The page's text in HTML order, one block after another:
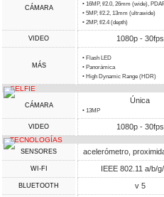
CÁMARA
• 16MP, f/2.0, 26mm (wide),
• 5MP, f/2.2, 13mm (ultrawide)
• 2MP, f/2.4 (depth)
VIDEO 1080p - 30fps
MÁS
• Flash LED
• Panorámica
• High Dynamic Range (HDR)
SELFIE
CÁMARA
Única
• 13MP
VIDEO 1080p - 30fps
TECNOLOGÍAS
SENSORES acelerómetro,
WI-FI IEEE 802.11 a/b/
BLUETOOTH v 5